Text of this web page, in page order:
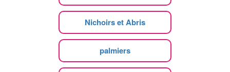
Nichoirs et Abris
palmiers